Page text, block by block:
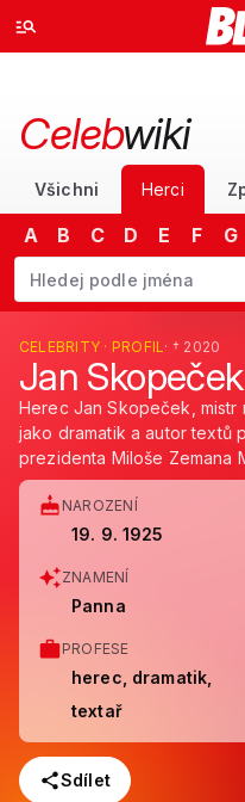
Celebwiki
Všichni Herci
A B C D E F G
Začněte psát jméno. Šipkami
CELEBRITY · PROFIL· † 2020
Jan Skopeček
Herec Jan Skopeček, mistr
jako dramatik a autor textů
prezidenta Miloše Zemana
NAROZENÍ
19. 9. 1925
ZNAMENÍ
Panna
PROFESE
herec, dramatik,
textař
Sdílet